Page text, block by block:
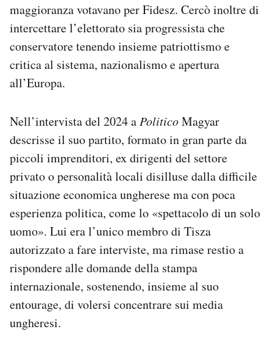
maggioranza votavano per Fidesz. Cercò inoltre di
intercettare l’elettorato sia progressista che
conservatore tenendo insieme patriottismo e
critica al sistema, nazionalismo e apertura
all’Europa.
Nell’intervista del 2024 a PoliticoMagyar
descrisse il suo partito, formato in gran parte da
piccoli imprenditori, ex dirigenti del settore
privato o personalità locali disilluse dalla difficile
situazione economica ungherese ma con poca
esperienza politica, come lo «spettacolo di un solo
uomo». Lui era l’unico membro di Tisza
autorizzato a fare interviste, ma rimase restio a
rispondere alle domande della stampa
internazionale, sostenendo, insieme al suo
entourage, di volersi concentrare sui media
ungheresi.